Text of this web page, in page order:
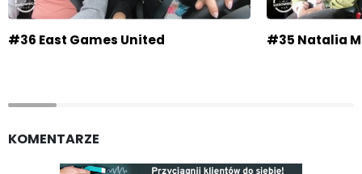
#36 East Games United #35 Natalia
KOMENTARZE